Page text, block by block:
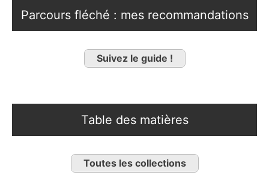
Parcours fléché : mes recommandations
Suivez le guide !
Table des matières
Toutes les collections